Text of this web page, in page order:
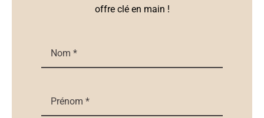
offre clé en main !